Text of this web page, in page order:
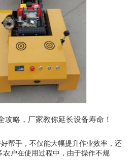
攻略，厂家教你延长设备寿命！
帮手，不仅能大幅提升作业效率，还
农户在使用过程中，由于操作不规